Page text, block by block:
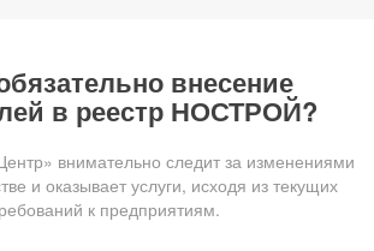
внесение
в реестр НОСТРОЙ?
внимательно следит за изменениями
и оказывает услуги, исходя из текущих
к предприятиям.